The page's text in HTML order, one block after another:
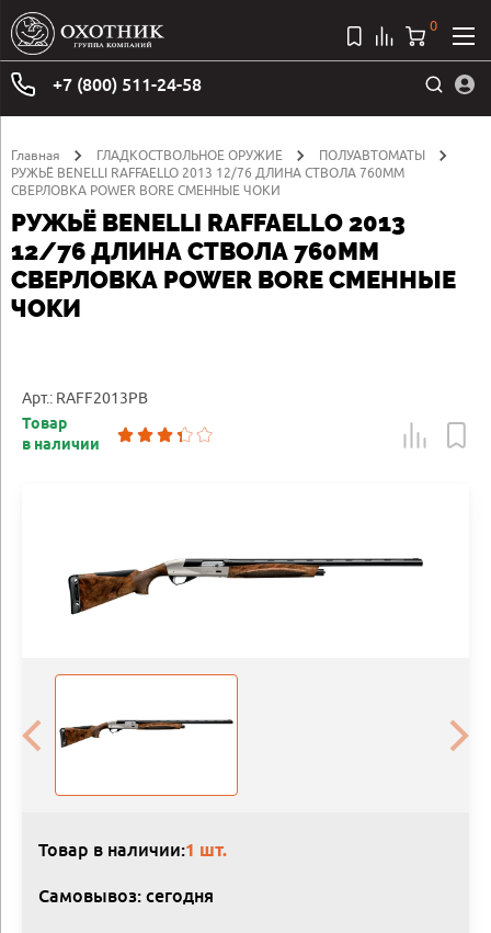
+7 (800) 511-24-58
0
Главная ГЛАДКОСТВОЛЬНОЕ ОРУЖИЕ
ПОЛУАВТОМАТЫ
РУЖЬЁ BENELLI RAFFAELLO 2013 12/76 ДЛИНА СТВОЛА 760ММ
СВЕРЛОВКА POWER BORE СМЕННЫЕ ЧОКИ
РУЖЬЁ BENELLI RAFFAELLO 2013
12/76 ДЛИНА СТВОЛА 760ММ
СВЕРЛОВКА POWER BORE СМЕННЫЕ
ЧОКИ
Арт.: RAFF2013PB
Товар
в наличии
Товар в наличии:1 шт.
Самовывоз: сегодня